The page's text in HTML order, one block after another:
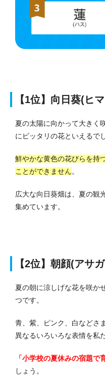
【1位】向日葵(ヒ
夏の太陽に向かって大きく
にピッタリの花といえるで
鮮やかな黄色の花びらを持
ことができません。
広大な向日葵畑は、夏の観
集めています。
【2位】朝顔(アサ
夏の朝に涼しげな花を咲か
つです。
青、紫、ピンク、白などさ
異なるいろいろな表情を私
「小学校の夏休みの宿題で
しょう。